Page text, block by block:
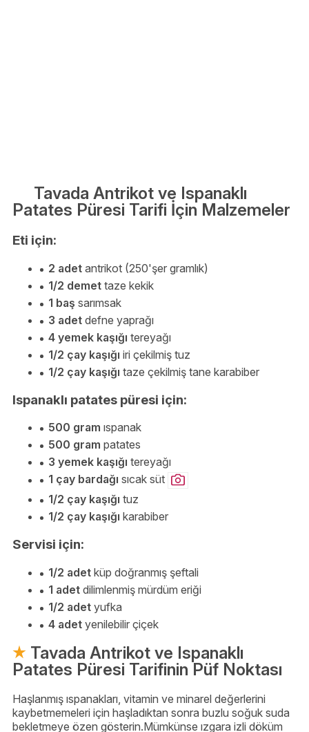
Tavada Antrikot ve Ispanaklı
Patates Püresi Tarifi İçin Malzemeler
Eti için:
2 adet antrikot (250'şer gramlık)
1/2 demet taze kekik
1 baş sarımsak
3 adet defne yaprağı
4 yemek kaşığı tereyağı
1/2 çay kaşığı iri çekilmiş tuz
1/2 çay kaşığı taze çekilmiş tane karabiber
Ispanaklı patates püresi için:
500 gram ıspanak
500 gram patates
3 yemek kaşığı tereyağı
1 çay bardağı sıcak süt
1/2 çay kaşığı tuz
1/2 çay kaşığı karabiber
Servisi için:
1/2 adet küp doğranmış şeftali
1 adet dilimlenmiş mürdüm eriği
1/2 adet yufka
4 adet yenilebilir çiçek
Tavada Antrikot ve Ispanaklı
Patates Püresi Tarifinin Püf Noktası
Haşlanmış ıspanakları, vitamin ve minarel değerlerini
kaybetmemeleri için haşladıktan sonra buzlu soğuk suda
bekletmeye özen gösterin.Mümkünse ızgara izli döküm